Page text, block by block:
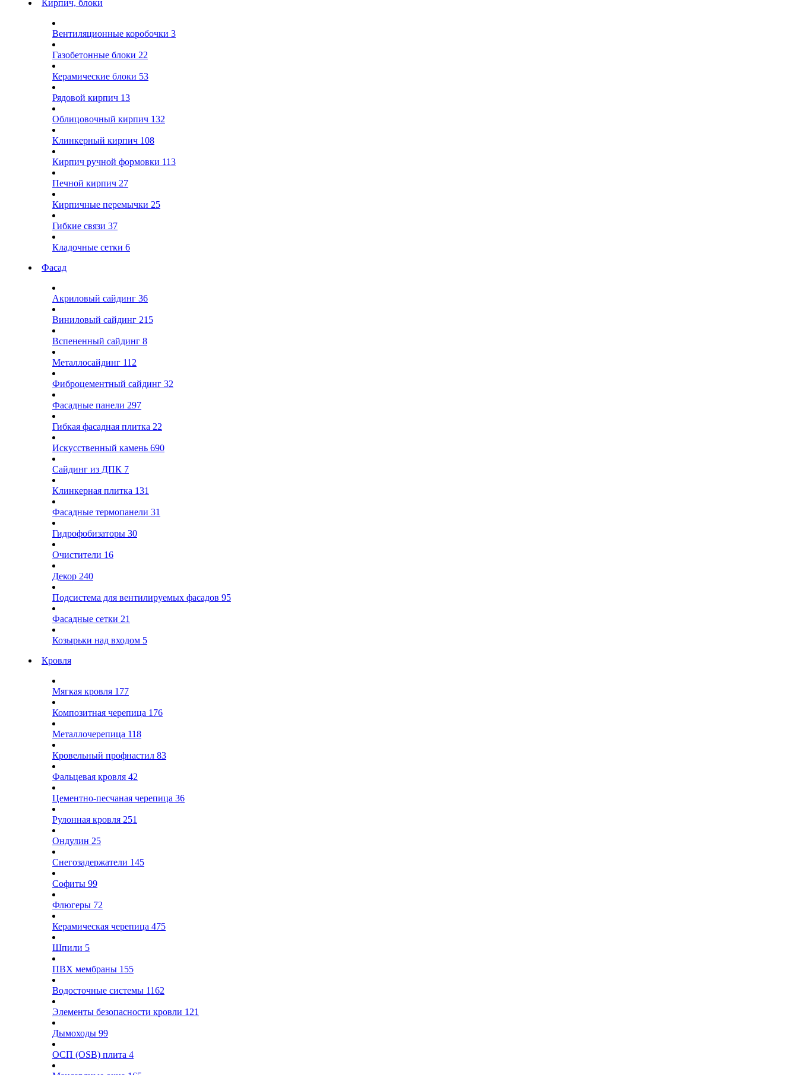
Кирпич, блоки
Вентиляционные коробочки 3
Газобетонные блоки 22
Керамические блоки 53
Рядовой кирпич 13
Облицовочный кирпич 132
Клинкерный кирпич 108
Кирпич ручной формовки 113
Печной кирпич 27
Кирпичные перемычки 25
Гибкие связи 37
Кладочные сетки 6
Фасад
Акриловый сайдинг 36
Виниловый сайдинг 215
Вспененный сайдинг 8
Металлосайдинг 112
Фиброцементный сайдинг 32
Фасадные панели 297
Гибкая фасадная плитка 22
Искусственный камень 690
Сайдинг из ДПК 7
Клинкерная плитка 131
Фасадные термопанели 31
Гидрофобизаторы 30
Очистители 16
Декор 240
Подсистема для вентилируемых фасадов 95
Фасадные сетки 21
Козырьки над входом 5
Кровля
Мягкая кровля 177
Композитная черепица 176
Металлочерепица 118
Кровельный профнастил 83
Фальцевая кровля 42
Цементно-песчаная черепица 36
Рулонная кровля 251
Ондулин 25
Снегозадержатели 145
Софиты 99
Флюгеры 72
Керамическая черепица 475
Шпили 5
ПВХ мембраны 155
Водосточные системы 1162
Элементы безопасности кровли 121
Дымоходы 99
ОСП (OSB) плита 4